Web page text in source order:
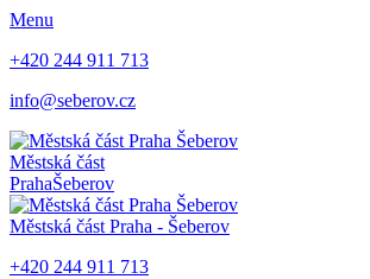
Menu
+420 244 911 713
info@seberov.cz
Městská část
PrahaŠeberov
Městská část Praha - Šeberov
+420 244 911 713